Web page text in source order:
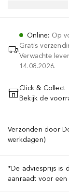
Online: Op
Gratis
Verwachte
14.08.2026.
Click & Collect
Bekijk de
Verzonden door
werkdagen)
*De adviesprijs is
aanraadt voor een